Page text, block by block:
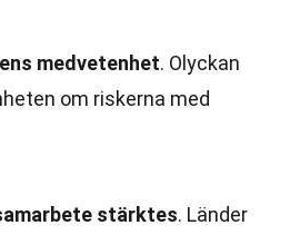
medvetenhet. Olyckan
om riskerna med
stärktes. Länder